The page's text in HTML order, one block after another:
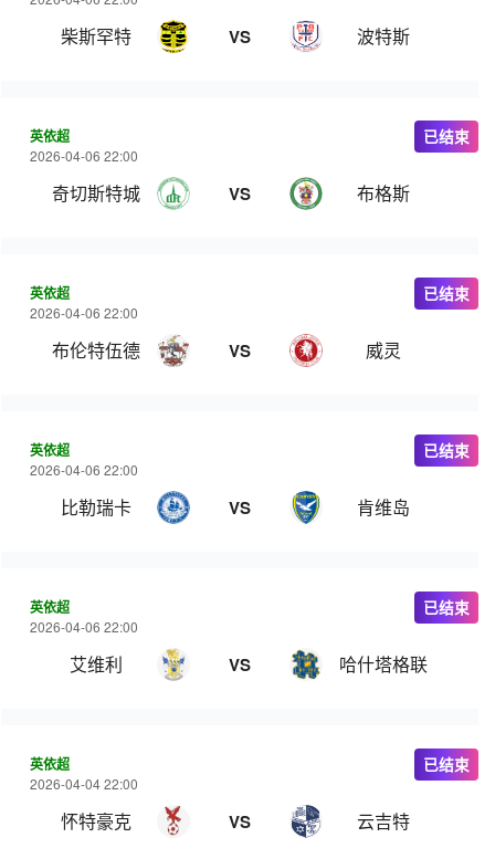
柴斯罕特 VS 波特斯
英依超
2026-04-06 22:00
奇切斯特城 VS 布格斯
已结束
英依超
2026-04-06 22:00
布伦特伍德 VS 威灵
已结束
英依超
2026-04-06 22:00
比勒瑞卡 VS 肯维岛
已结束
英依超
2026-04-06 22:00
艾维利 VS 哈什塔格联
已结束
英依超
2026-04-04 22:00
怀特豪克 VS 云吉特
已结束